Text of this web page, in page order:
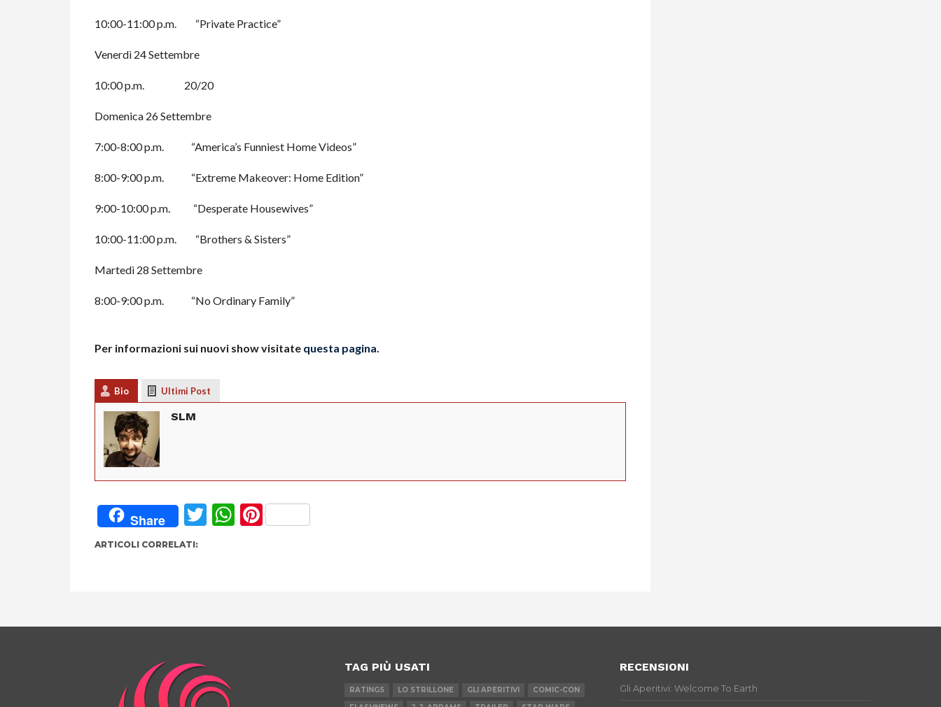
10:00-11:00 p.m. “Private Practice”
Venerdì 24 Settembre
10:00 p.m. 20/20
Domenica 26 Settembre
7:00-8:00 p.m. “America’s Funniest Home Videos”
8:00-9:00 p.m. “Extreme Makeover: Home Edition”
9:00-10:00 p.m. “Desperate Housewives”
10:00-11:00 p.m. “Brothers & Sisters”
Martedì 28 Settembre
8:00-9:00 p.m. “No Ordinary Family”
Per informazioni sui nuovi show visitate questa pagina.
Bio Ultimi Post
SLM
Share Twitter
WhatsApp
Pinterest
ARTICOLI CORRELATI:
TAG PIÙ USATI
RATINGS LO STRILLONE GLI APERITIVI
COMIC-CON
RECENSIONI
Gli Aperitivi: Welcome To Earth